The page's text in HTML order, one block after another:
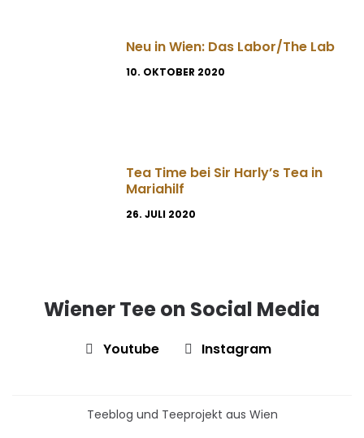
Neu in Wien: Das Labor/The Lab
10. OKTOBER 2020
Tea Time bei Sir Harly’s Tea in
Mariahilf
26. JULI 2020
Wiener Tee on Social Media
Youtube Instagram
Teeblog und Teeprojekt aus Wien